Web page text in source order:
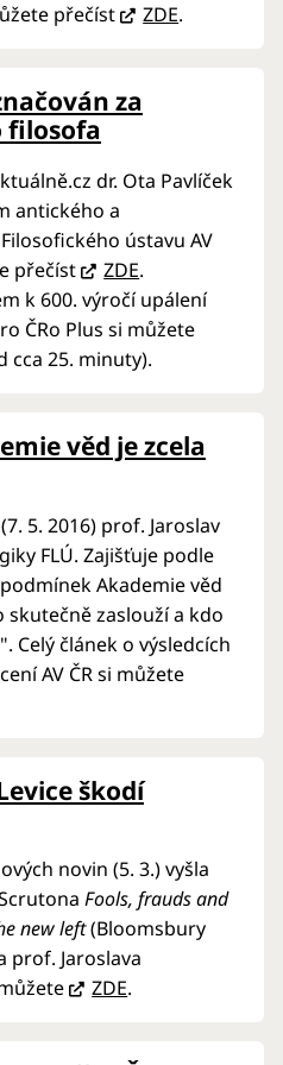
přečíst
ZDE.
za
filosofa
dr. Ota Pavlíček
antického a
ústavu AV
přečíst
ZDE.
k 600. výročí upálení
ČRo Plus si můžete
cca 25. minuty).
věd je zcela
5. 2016) prof. Jaroslav
FLÚ. Zajišťuje podle
Akademie věd
zaslouží a kdo
Celý článek o výsledcích
AV ČR si můžete
škodí
novin (5. 3.) vyšla
Fools, frauds and
new left(Bloomsbury
prof. Jaroslava
ZDE.